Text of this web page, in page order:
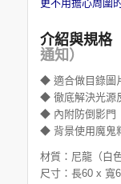
更不用擔心周圍
介紹與規格
通知）
◆ 適合做目錄圖
◆ 徹底解決光源
◆ 內附防倒影門
◆ 背景使用魔鬼
材質：尼龍（白色
尺寸：長60 x 寬